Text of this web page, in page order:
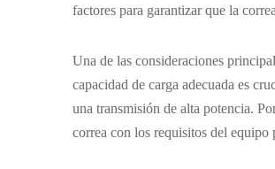
factores para garantizar que la
Una de las consideraciones
capacidad de carga adecuada es
una transmisión de alta potencia.
correa con los requisitos del equipo